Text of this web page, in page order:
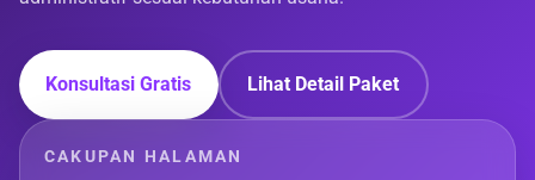
Konsultasi Gratis Lihat Detail Paket
CAKUPAN HALAMAN